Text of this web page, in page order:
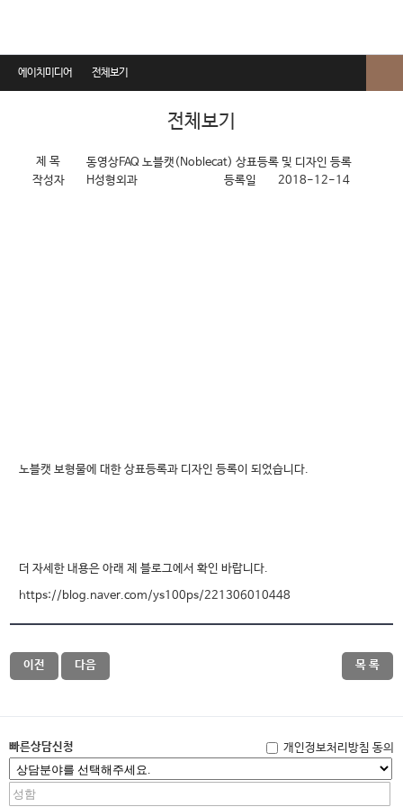
에이치미디어 전체보기
수술방법설명
전체보기
제 목 동영상FAQ 노블캣(Noblecat) 상표등록 및 디자인 등록
작성자
H성형외과 등록일 2018-12-14
노블캣 보형물에 대한 상표등록과 디자인 등록이 되었습니다.
더 자세한 내용은 아래 제 블로그에서 확인 바랍니다.
https://blog.naver.com/ys100ps/221306010448
이전 다음 목 록
빠른상담신청 개인정보처리방침 동의